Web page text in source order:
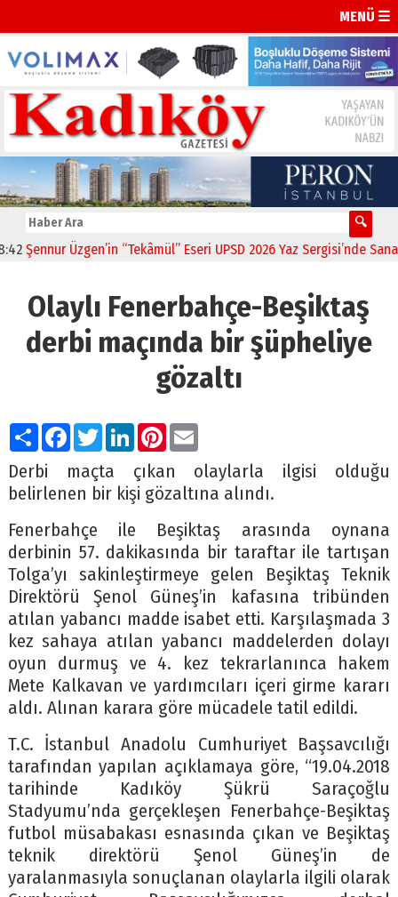
MENÜ ☰
Şennur Üzgen’in “Tekâmül” Eseri UPSD 2026 Yaz Sergisi’nde
Olaylı Fenerbahçe-Beşiktaş
derbi maçında bir şüpheliye
gözaltı
PaylaşFacebook
TwitterLinkedIn
Pinterest
Email
Derbi maçta çıkan olaylarla ilgisi olduğu
belirlenen bir kişi gözaltına alındı.
Fenerbahçe ile Beşiktaş arasında oynana
derbinin 57. dakikasında bir taraftar ile tartışan
Tolga’yı sakinleştirmeye gelen Beşiktaş Teknik
Direktörü Şenol Güneş’in kafasına tribünden
atılan yabancı madde isabet etti. Karşılaşmada 3
kez sahaya atılan yabancı maddelerden dolayı
oyun durmuş ve 4. kez tekrarlanınca hakem
Mete Kalkavan ve yardımcıları içeri girme kararı
aldı. Alınan karara göre mücadele tatil edildi.
T.C. İstanbul Anadolu Cumhuriyet Başsavcılığı
tarafından yapılan açıklamaya göre, “19.04.2018
tarihinde Kadıköy Şükrü Saraçoğlu
Stadyumu’nda gerçekleşen Fenerbahçe-Beşiktaş
futbol müsabakası esnasında çıkan ve Beşiktaş
teknik direktörü Şenol Güneş’in de
yaralanmasıyla sonuçlanan olaylarla ilgili olarak